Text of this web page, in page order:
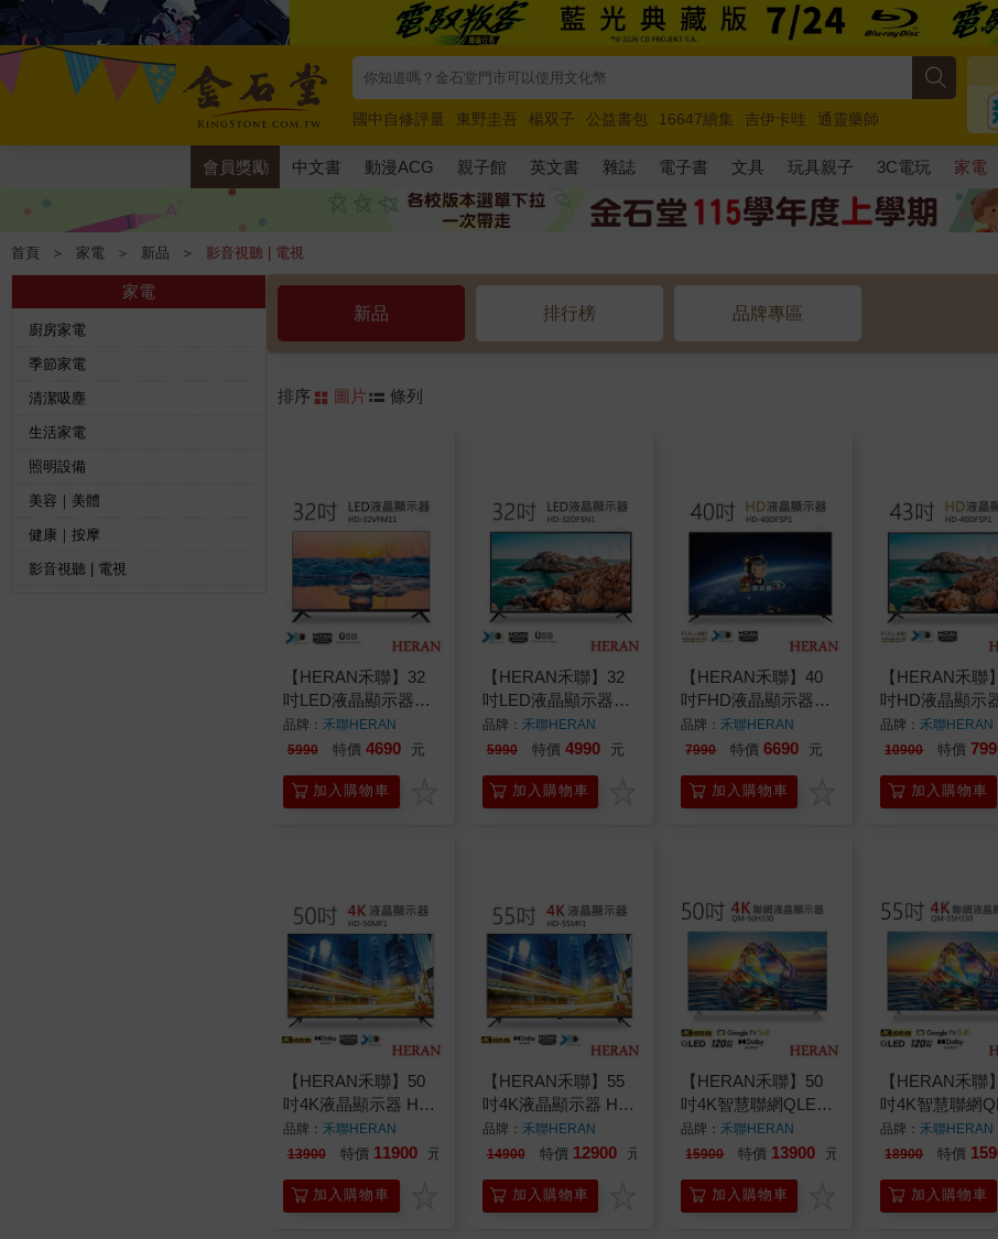
國中自修評量 東野圭吾 楊双子 公益書包 16647續集 吉伊卡哇
通靈藥師
唯紅花綻放
奧德賽 路邊攤新作 馬斯克 玩具總動員5 超慢跑
會員獎勵 中文書 動漫ACG 親子館 英文書 雜誌 電子書 文具 玩具親子 3C電玩 家電
首頁 ＞ 家電 ＞ 新品 ＞ 影音視聽 | 電視
家電
廚房家電
季節家電
清潔吸塵
生活家電
照明設備
美容｜美體
健康｜按摩
影音視聽 | 電視
新品 排行榜 品牌專區
排序 圖片 條列
【HERAN禾聯】32
吋LED液晶顯示器
HD-32VFM11
品牌： 禾聯HERAN
5990
特價 4690 元
加入購物車
【HERAN禾聯】32
吋LED液晶顯示器
HD-32DF5N1
品牌： 禾聯HERAN
5990
特價 4990 元
加入購物車
【HERAN禾聯】40
吋FHD液晶顯示器
HD-40DFSP1
品牌：禾聯HERAN
7990
特價 6690 元
加入購物車
【HERAN禾聯
吋HD液晶顯示
HD-43DF5N1
品牌：禾聯HERAN
10900
特價
加入購物車
【HERAN禾聯】50
吋4K液晶顯示器 HD-
50MF1
品牌： 禾聯HERAN
13900
特價 11900 元
加入購物車
【HERAN禾聯】55
吋4K液晶顯示器 HD-
55MF1
品牌： 禾聯HERAN
14900
特價 12900 元
加入購物車
【HERAN禾聯】50
吋4K智慧聯網QLED
液晶顯示器 QM-
50H330
品牌：禾聯HERAN
15900
特價 13900 元
加入購物車
【HERAN禾聯
吋4K智慧聯網
液晶顯示器 QM-
55H330
品牌：禾聯HERAN
18900
特價
加入購物車